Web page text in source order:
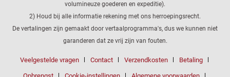
volumineuze goederen en expeditie).
2) Houd bij alle informatie rekening met ons herroepingsrecht.
De vertalingen zijn gemaakt door vertaalprogramma's, dus we kunnen niet
garanderen dat ze vrij zijn van fouten.
Veelgestelde vragen Contact Verzendkosten Betaling